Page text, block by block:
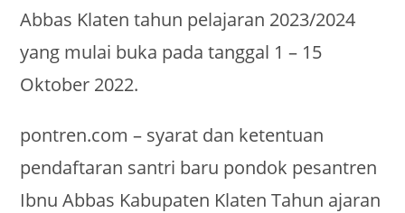
Abbas Klaten tahun pelajaran 2023/2024
yang mulai buka pada tanggal 1 – 15
Oktober 2022.
pontren.com – syarat dan ketentuan
pendaftaran santri baru pondok pesantren
Ibnu Abbas Kabupaten Klaten Tahun ajaran